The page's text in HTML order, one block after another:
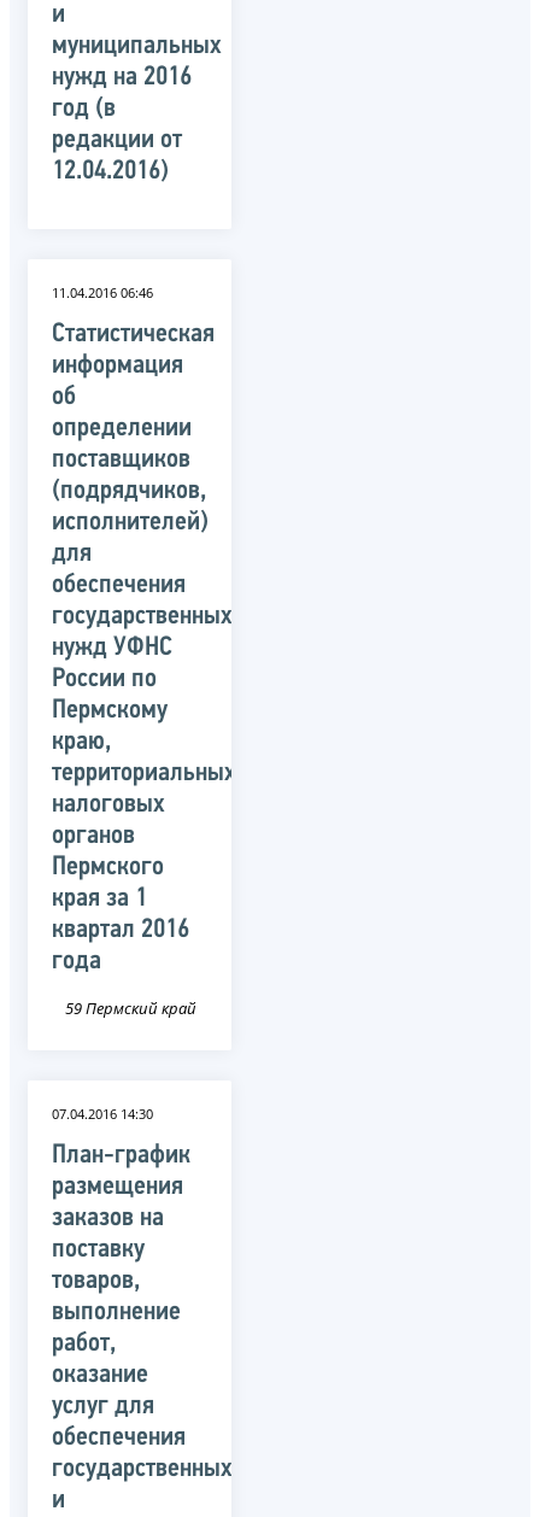
и
муниципальных
нужд на 2016
год (в
редакции от
12.04.2016)
11.04.2016 06:46
Статистическая
информация
об
определении
поставщиков
(подрядчиков,
исполнителей)
для
обеспечения
государственных
нужд УФНС
России по
Пермскому
краю,
территориальных
налоговых
органов
Пермского
края за 1
квартал 2016
года
59 Пермский край
07.04.2016 14:30
План-график
размещения
заказов на
поставку
товаров,
выполнение
работ,
оказание
услуг для
обеспечения
государственных
и